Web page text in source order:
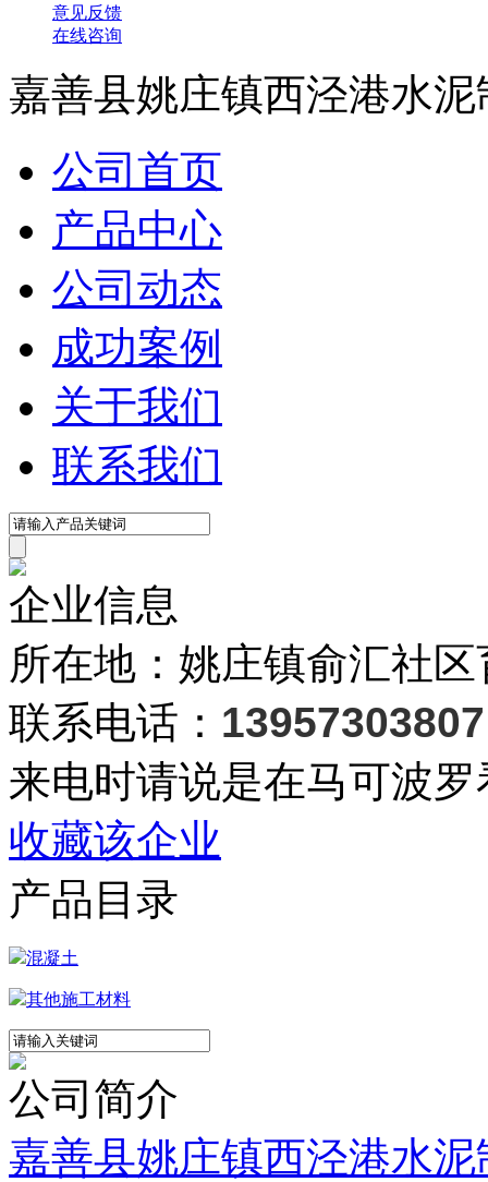
意见反馈
在线咨询
嘉善县姚庄镇西泾港水泥
公司首页
产品中心
公司动态
成功案例
关于我们
联系我们
企业信息
所在地：姚庄镇俞汇社
联系电话： 13957303807
来电时请说是在马可波
收藏该企业
产品目录
混凝土
其他施工材料
公司简介
嘉善县姚庄镇西泾港水泥